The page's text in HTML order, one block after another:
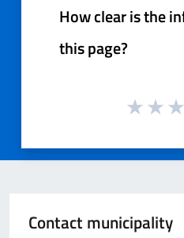
How clear is the
this page?
Contact municipality